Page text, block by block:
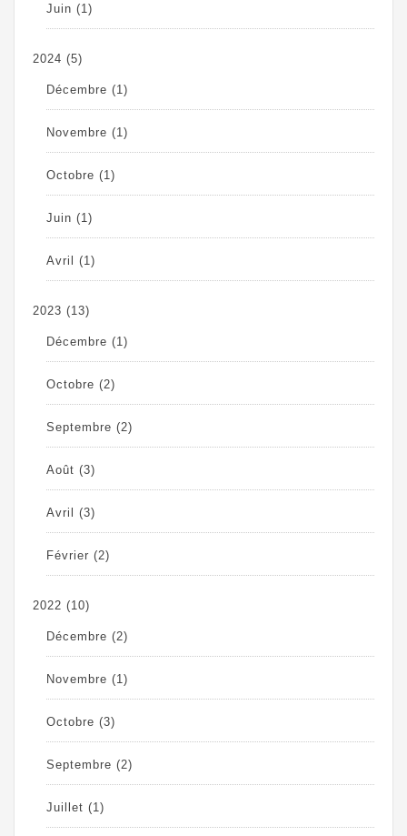
Juin (1)
2024 (5)
Décembre (1)
Novembre (1)
Octobre (1)
Juin (1)
Avril (1)
2023 (13)
Décembre (1)
Octobre (2)
Septembre (2)
Août (3)
Avril (3)
Février (2)
2022 (10)
Décembre (2)
Novembre (1)
Octobre (3)
Septembre (2)
Juillet (1)